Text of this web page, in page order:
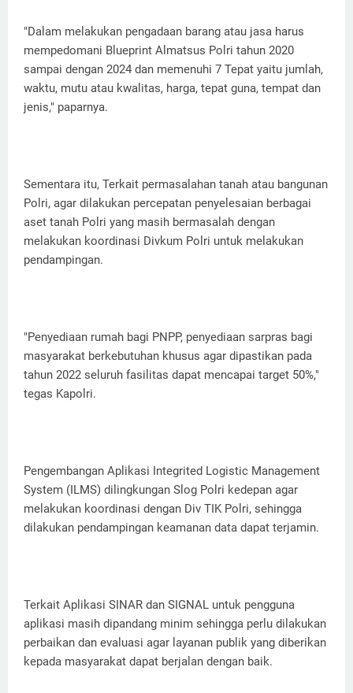
"Dalam melakukan pengadaan barang atau jasa harus
mempedomani Blueprint Almatsus Polri tahun 2020
sampai dengan 2024 dan memenuhi 7 Tepat yaitu jumlah,
waktu, mutu atau kwalitas, harga, tepat guna, tempat dan
jenis," paparnya.
Sementara itu, Terkait permasalahan tanah atau bangunan
Polri, agar dilakukan percepatan penyelesaian berbagai
aset tanah Polri yang masih bermasalah dengan
melakukan koordinasi Divkum Polri untuk melakukan
pendampingan.
"Penyediaan rumah bagi PNPP, penyediaan sarpras bagi
masyarakat berkebutuhan khusus agar dipastikan pada
tahun 2022 seluruh fasilitas dapat mencapai target 50%,"
tegas Kapolri.
Pengembangan Aplikasi Integrited Logistic Management
System (ILMS) dilingkungan Slog Polri kedepan agar
melakukan koordinasi dengan Div TIK Polri, sehingga
dilakukan pendampingan keamanan data dapat terjamin.
Terkait Aplikasi SINAR dan SIGNAL untuk pengguna
aplikasi masih dipandang minim sehingga perlu dilakukan
perbaikan dan evaluasi agar layanan publik yang diberikan
kepada masyarakat dapat berjalan dengan baik.